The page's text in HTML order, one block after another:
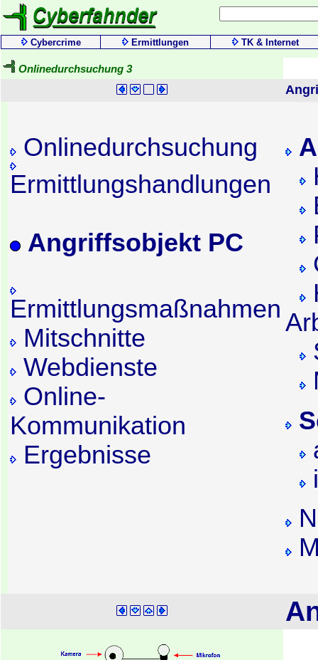
Cybercrime Ermittlungen TK & Internet
Onlinedurchsuchung 3
Onlinedurchsuchung
Ermittlungshandlungen
Angriffsobjekt PC
Ermittlungsmaßnahmen
Mitschnitte
Webdienste
Online-
Kommunikation
Ergebnisse